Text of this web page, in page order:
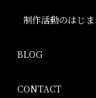
制作活動のはじま
BLOG
CONTACT